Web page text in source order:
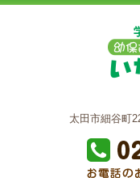
太田市細谷町